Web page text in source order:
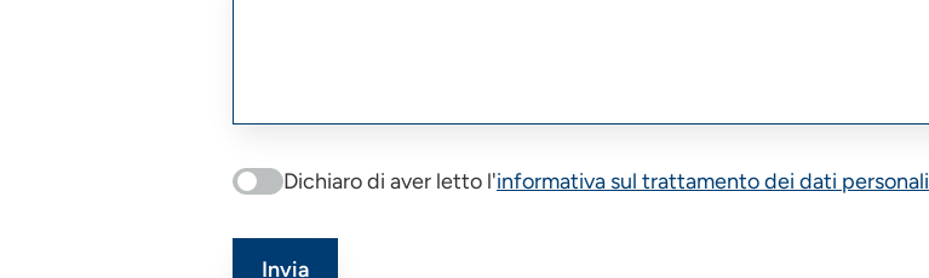
Dichiaro di aver letto l'informativa sul trattamento dei dati personali